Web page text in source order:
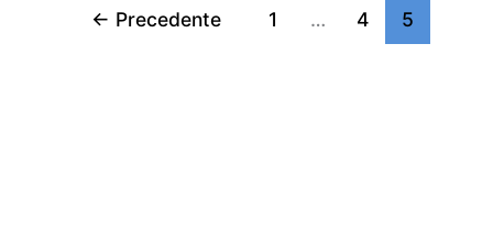
← Precedente 1 … 4 5